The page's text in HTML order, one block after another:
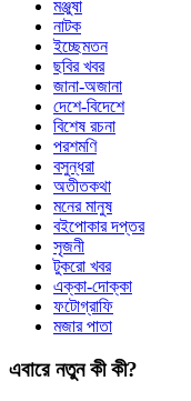
মঞ্জুষা
নাটক
ইচ্ছেমতন
ছবির খবর
জানা-অজানা
দেশে-বিদেশে
বিশেষ রচনা
পরশমণি
বসুন্ধরা
অতীতকথা
মনের মানুষ
বইপোকার দপ্তর
সৃজনী
টুকরো খবর
এক্কা-দোক্কা
ফটোগ্রাফি
মজার পাতা
এবারে নতুন কী কী?